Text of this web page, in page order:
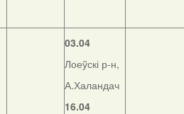
03.04
Лоеўскі р-н,
А.Халандач
16.04